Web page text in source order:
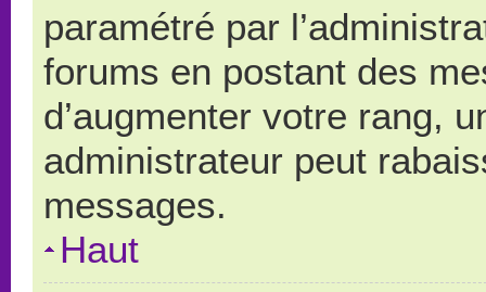
paramétré par
forums en postant des
d’augmenter votre rang,
administrateur peut
messages.
Haut